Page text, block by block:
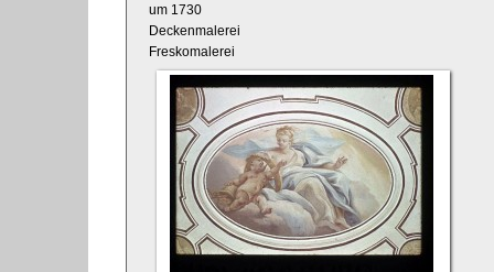
um 1730
Deckenmalerei
Freskomalerei